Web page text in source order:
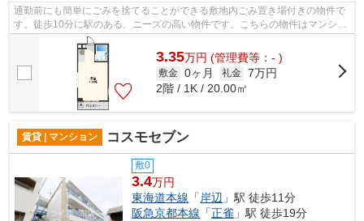
通勤前にも簡単にごみを捨てることができる敷地内ごみ置き場付きの物件で
す。徒歩10分に駅のある、ニーズの高い物件です。こちらの物件はマンショ
ンです。もしものときの地震にも心強...
3.35万円 (管理費等：- )
敷金 0ヶ月 礼金 7万円
2階 / 1K / 20.00㎡
賃貸 | マンション コスモセブン
敷0
3.4万円
東海道本線 「岸辺 」駅 徒歩11分
阪急京都本線 「正雀 」駅 徒歩19分